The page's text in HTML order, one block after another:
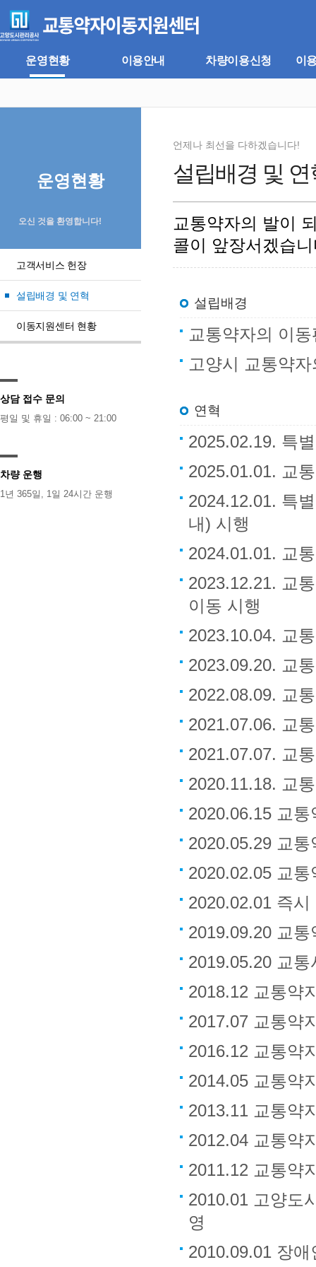
뉴
바
기
바
로
운영현황 이용안내 차량이용신청 이
운영현황
오신 것을 환영합니다!
고객서비스 헌장
설립배경 및 연혁
이동지원센터 현황
상담 접수 문의
평일 및 휴일 : 06:00 ~ 21:00
차량 운행
1년 365일, 1일 24시간 운행
설립배경 및 연
언제나 최선을 다하겠습니다!
교통약자의 발이
콜이 앞장서겠습
설립배경
교통약자의 이
고양시 교통약
연혁
2025.02.19. 특
2025.01.01. 교
2024.12.01. 특
내) 시행
2024.01.01. 교
2023.12.21. 교
이동 시행
2023.10.04. 교
2023.09.20. 교
2022.08.09. 교
2021.07.06. 교
2021.07.07. 교
2020.11.18. 교
2020.06.15 교
2020.05.29 교
2020.02.05 교
2020.02.01 즉
2019.09.20 교
2019.05.20 교
2018.12 교통약
2017.07 교통약
2016.12 교통약
2014.05 교통약
2013.11 교통약
2012.04 교통약
2011.12 교통약
2010.01 고양도
영
2010.09.01 장